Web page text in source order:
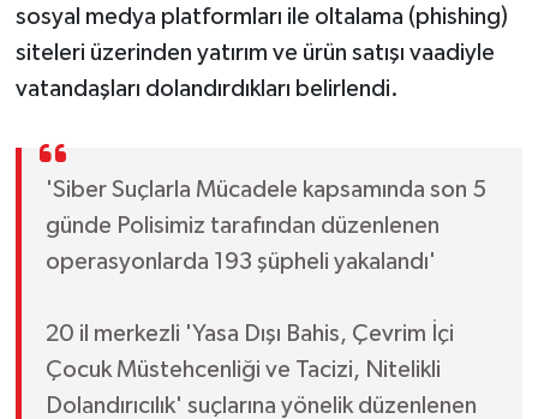
sosyal medya platformları ile oltalama (phishing)
siteleri üzerinden yatırım ve ürün satışı vaadiyle
vatandaşları dolandırdıkları belirlendi.
'Siber Suçlarla Mücadele kapsamında son 5
günde Polisimiz tarafından düzenlenen
operasyonlarda 193 şüpheli yakalandı'
20 il merkezli 'Yasa Dışı Bahis, Çevrim İçi
Çocuk Müstehcenliği ve Tacizi, Nitelikli
Dolandırıcılık' suçlarına yönelik düzenlenen